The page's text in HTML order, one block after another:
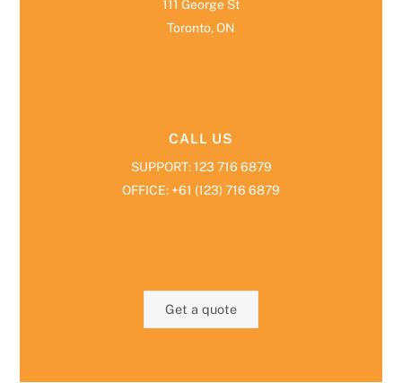
111 George St
Toronto, ON
CALL US
SUPPORT: 123 716 6879
OFFICE: +61 (123) 716 6879
Get a quote